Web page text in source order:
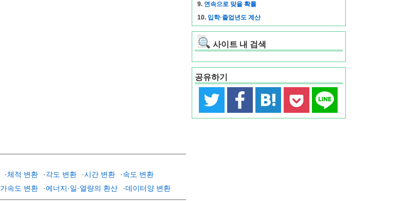
·체적 변환 ·각도 변환 ·시간 변환 ·속도 변환
가속도 변환 ·에너지·일·열량의 환산 ·데이터양 변환
9. 연속으로 맞을 확률
10. 입학·졸업년도 계산
사이트 내 검색
공유하기